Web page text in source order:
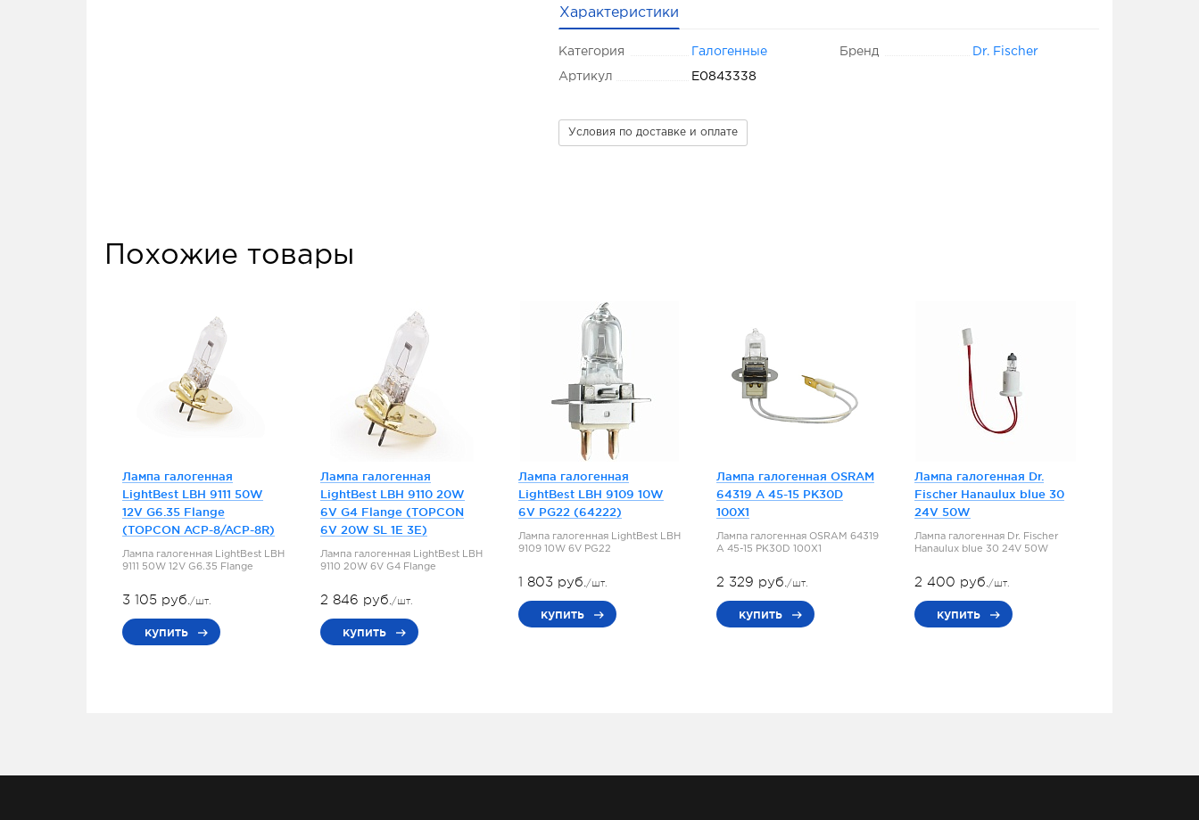
Характеристики
Категория Галогенные
Артикул E0843338
Бренд Dr. Fischer
Условия по доставке и оплате
Похожие товары
Лампа галогенная
LightBest LBH 9111 50W
12V G6.35 Flange
(TOPCON ACP-8/ACP-8R)
Лампа галогенная LightBest LBH
9111 50W 12V G6.35 Flange
3 105 руб./шт.
купить
Лампа галогенная
LightBest LBH 9110 20W
6V G4 Flange (TOPCON
6V 20W SL 1E 3E)
Лампа галогенная LightBest LBH
9110 20W 6V G4 Flange
2 846 руб./шт.
купить
Лампа галогенная
LightBest LBH 9109 10W
6V PG22 (64222)
Лампа галогенная LightBest LBH
9109 10W 6V PG22
1 803 руб./шт.
купить
Лампа галогенная OSRAM
64319 A 45-15 PK30D
100X1
Лампа галогенная OSRAM 64319
A 45-15 PK30D 100X1
2 329 руб./шт.
купить
Лампа галогенная Dr.
Fischer Hanaulux blue 30
24V 50W
Лампа галогенная Dr. Fischer
Hanaulux blue 30 24V 50W
2 400 руб./шт.
купить